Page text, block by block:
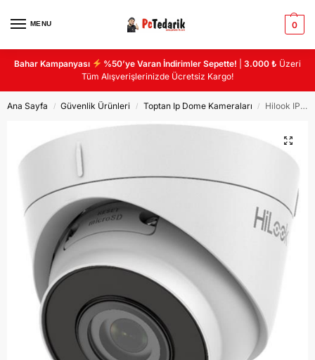
MENU 0
Bahar Kampanyası %50’ye Varan İndirimler Sepette! |3.000 ₺ Üzeri
Tüm Alışverişlerinizde Ücretsiz Kargo!
Ana Sayfa / Güvenlik Ürünleri / Toptan Ip Dome Kameraları / Hilook IPC-T220H-F 2MP 2.8MM 3DDNR DWDR IR POE H.265+ IP DOME KAMERA